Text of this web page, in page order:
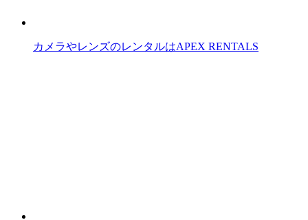
カメラやレンズのレンタルはAPEX RENTALS